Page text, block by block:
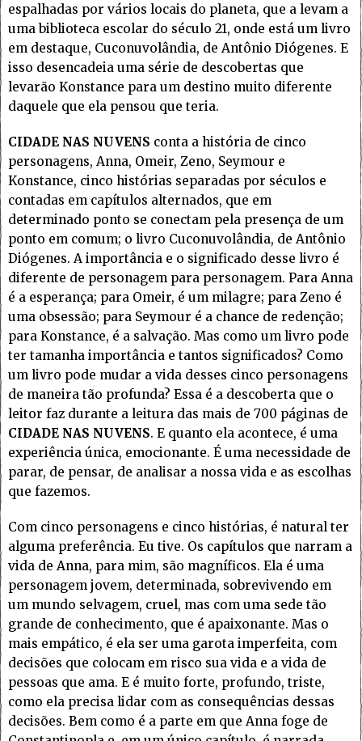
espalhadas por vários locais do planeta, que a levam a
uma biblioteca escolar do século 21, onde está um livro
em destaque, Cuconuvolândia, de Antônio Diógenes. E
isso desencadeia uma série de descobertas que
levarão Konstance para um destino muito diferente
daquele que ela pensou que teria.
CIDADE NAS NUVENS conta a história de cinco
personagens, Anna, Omeir, Zeno, Seymour e
Konstance, cinco histórias separadas por séculos e
contadas em capítulos alternados, que em
determinado ponto se conectam pela presença de um
ponto em comum; o livro Cuconuvolândia, de Antônio
Diógenes. A importância e o significado desse livro é
diferente de personagem para personagem. Para Anna
é a esperança; para Omeir, é um milagre; para Zeno é
uma obsessão; para Seymour é a chance de redenção;
para Konstance, é a salvação. Mas como um livro pode
ter tamanha importância e tantos significados? Como
um livro pode mudar a vida desses cinco personagens
de maneira tão profunda? Essa é a descoberta que o
leitor faz durante a leitura das mais de 700 páginas de
CIDADE NAS NUVENS. E quanto ela acontece, é uma
experiência única, emocionante. É uma necessidade de
parar, de pensar, de analisar a nossa vida e as escolhas
que fazemos.
Com cinco personagens e cinco histórias, é natural ter
alguma preferência. Eu tive. Os capítulos que narram a
vida de Anna, para mim, são magníficos. Ela é uma
personagem jovem, determinada, sobrevivendo em
um mundo selvagem, cruel, mas com uma sede tão
grande de conhecimento, que é apaixonante. Mas o
mais empático, é ela ser uma garota imperfeita, com
decisões que colocam em risco sua vida e a vida de
pessoas que ama. E é muito forte, profundo, triste,
como ela precisa lidar com as consequências dessas
decisões. Bem como é a parte em que Anna foge de